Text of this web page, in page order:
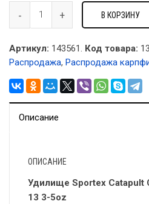
В КОРЗИНУ
Артикул: 143561. Код товара:
Распродажа, Распродажа
Описание
ОПИСАНИЕ
Удилище Sportex Catapult
13 3-5oz